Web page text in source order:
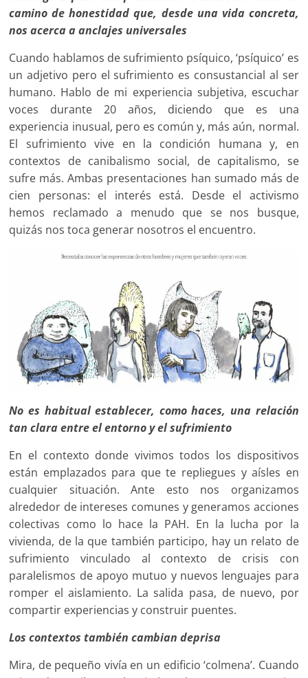
camino de honestidad que, desde una vida concreta,
nos acerca a anclajes universales
Cuando hablamos de sufrimiento psíquico, ‘psíquico’ es
un adjetivo pero el sufrimiento es consustancial al ser
humano. Hablo de mi experiencia subjetiva, escuchar
voces durante 20 años, diciendo que es una
experiencia inusual, pero es común y, más aún, normal.
El sufrimiento vive en la condición humana y, en
contextos de canibalismo social, de capitalismo, se
sufre más. Ambas presentaciones han sumado más de
cien personas: el interés está. Desde el activismo
hemos reclamado a menudo que se nos busque,
quizás nos toca generar nosotros el encuentro.
No es habitual establecer, como haces, una relación
tan clara entre el entorno y el sufrimiento
En el contexto donde vivimos todos los dispositivos
están emplazados para que te repliegues y aísles en
cualquier situación. Ante esto nos organizamos
alrededor de intereses comunes y generamos acciones
colectivas como lo hace la PAH. En la lucha por la
vivienda, de la que también participo, hay un relato de
sufrimiento vinculado al contexto de crisis con
paralelismos de apoyo mutuo y nuevos lenguajes para
romper el aislamiento. La salida pasa, de nuevo, por
compartir experiencias y construir puentes.
Los contextos también cambian deprisa
Mira, de pequeño vivía en un edificio ‘colmena’. Cuando